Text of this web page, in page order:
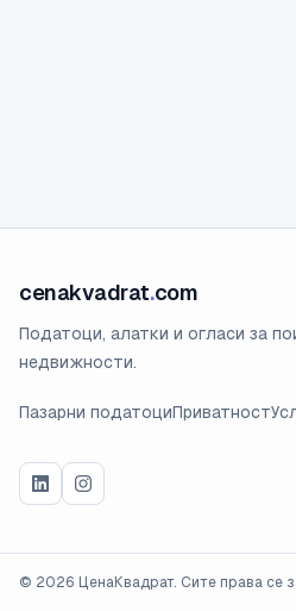
cenakvadrat.com
Податоци, алатки и огласи за
недвижности.
Пазарни податоциПриватност
© 2026 ЦенаКвадрат. Сите права се